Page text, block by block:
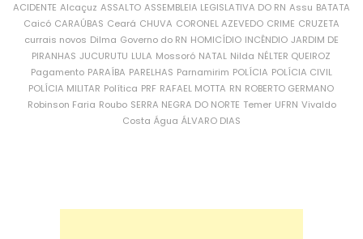
ACIDENTE Alcaçuz ASSALTO ASSEMBLEIA LEGISLATIVA DO RN Assu BATATA
Caicó CARAÚBAS Ceará CHUVA CORONEL AZEVEDO CRIME CRUZETA
currais novos Dilma Governo do RN HOMICÍDIO INCÊNDIO JARDIM DE
PIRANHAS JUCURUTU LULA Mossoró NATAL Nilda NÉLTER QUEIROZ
Pagamento PARAÍBA PARELHAS Parnamirim POLÍCIA POLÍCIA CIVIL
POLÍCIA MILITAR Política PRF RAFAEL MOTTA RN ROBERTO GERMANO
Robinson Faria Roubo SERRA NEGRA DO NORTE Temer UFRN Vivaldo
Costa Água ÁLVARO DIAS